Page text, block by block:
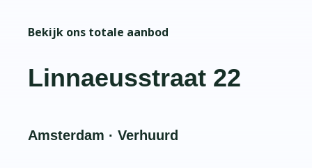
Bekijk ons totale aanbod
Linnaeusstraat 22
Amsterdam · Verhuurd